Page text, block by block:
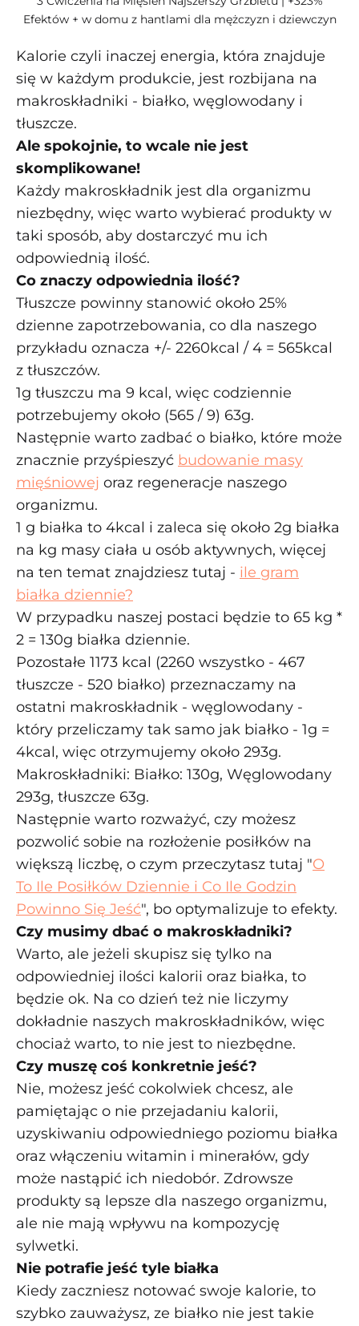
Efektów + w domu z hantlami dla mężczyzn i dziewczyn
Kalorie czyli inaczej energia, która znajduje
się w każdym produkcie, jest rozbijana na
makroskładniki - białko, węglowodany i
tłuszcze.
Ale spokojnie, to wcale nie jest
skomplikowane!
Każdy makroskładnik jest dla organizmu
niezbędny, więc warto wybierać produkty w
taki sposób, aby dostarczyć mu ich
odpowiednią ilość.
Co znaczy odpowiednia ilość?
Tłuszcze powinny stanowić około 25%
dzienne zapotrzebowania, co dla naszego
przykładu oznacza +/- 2260kcal / 4 = 565kcal
z tłuszczów.
1g tłuszczu ma 9 kcal, więc codziennie
potrzebujemy około (565 / 9) 63g.
Następnie warto zadbać o białko, które może
znacznie przyśpieszyć budowanie masy
mięśniowej oraz regeneracje naszego
organizmu.
1 g białka to 4kcal i zaleca się około 2g białka
na kg masy ciała u osób aktywnych, więcej
na ten temat znajdziesz tutaj - ile gram
białka dziennie?
W przypadku naszej postaci będzie to 65 kg *
2 = 130g białka dziennie.
Pozostałe 1173 kcal (2260 wszystko - 467
tłuszcze - 520 białko) przeznaczamy na
ostatni makroskładnik - węglowodany -
który przeliczamy tak samo jak białko - 1g =
4kcal, więc otrzymujemy około 293g.
Makroskładniki: Białko: 130g, Węglowodany
293g, tłuszcze 63g.
Następnie warto rozważyć, czy możesz
pozwolić sobie na rozłożenie posiłków na
większą liczbę, o czym przeczytasz tutaj "O
To Ile Posiłków Dziennie i Co Ile Godzin
Powinno Się Jeść", bo optymalizuje to efekty.
Czy musimy dbać o makroskładniki?
Warto, ale jeżeli skupisz się tylko na
odpowiedniej ilości kalorii oraz białka, to
będzie ok. Na co dzień też nie liczymy
dokładnie naszych makroskładników, więc
chociaż warto, to nie jest to niezbędne.
Czy muszę coś konkretnie jeść?
Nie, możesz jeść cokolwiek chcesz, ale
pamiętając o nie przejadaniu kalorii,
uzyskiwaniu odpowiedniego poziomu białka
oraz włączeniu witamin i minerałów, gdy
może nastąpić ich niedobór. Zdrowsze
produkty są lepsze dla naszego organizmu,
ale nie mają wpływu na kompozycję
sylwetki.
Nie potrafie jeść tyle białka
Kiedy zaczniesz notować swoje kalorie, to
szybko zauważysz, ze białko nie jest takie